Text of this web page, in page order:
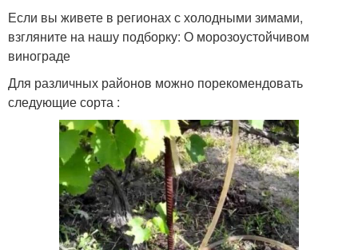
Если вы живете в регионах с холодными зимами,
взгляните на нашу подборку: О морозоустойчивом
винограде
Для различных районов можно порекомендовать
следующие сорта :